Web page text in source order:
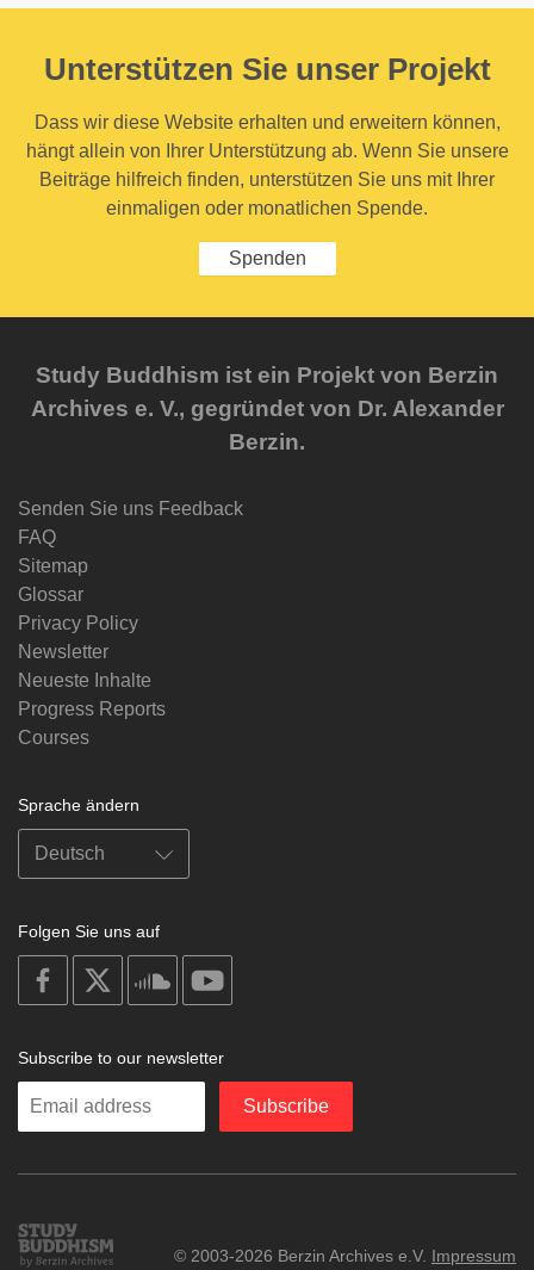
Unterstützen Sie unser Projekt
Dass wir diese Website erhalten und erweitern können,
hängt allein von Ihrer Unterstützung ab. Wenn Sie unsere
Beiträge hilfreich finden, unterstützen Sie uns mit Ihrer
einmaligen oder monatlichen Spende.
Spenden
Study Buddhism ist ein Projekt von Berzin
Archives e. V., gegründet von Dr. Alexander
Berzin.
Senden Sie uns Feedback
FAQ
Sitemap
Glossar
Privacy Policy
Newsletter
Neueste Inhalte
Progress Reports
Courses
Sprache ändern
Folgen Sie uns auf
on
facebook
soundcloud
Subscribe to our newsletter
Enter
Subscribe
Study
Buddhism
© 2003-2026 Berzin Archives e.V. Impressum